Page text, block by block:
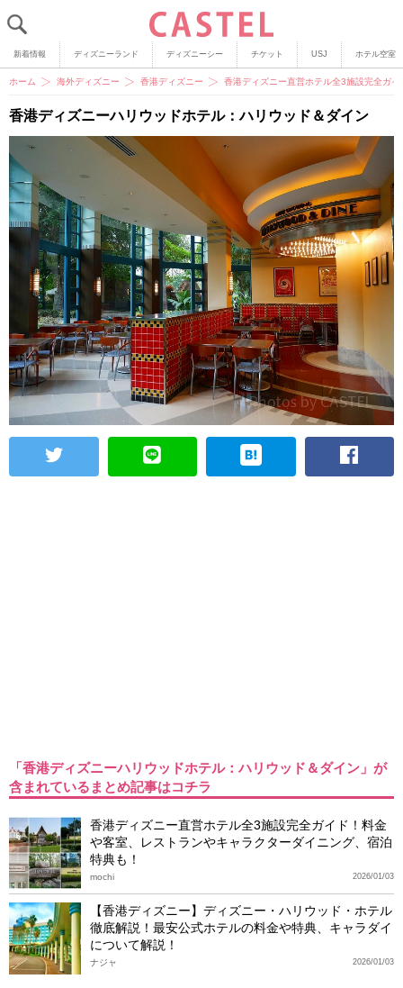
新着情報 ディズニーランド ディズニーシー チケット USJ ホテル空室
ホーム 海外ディズニー 香港ディズニー 香港ディズニー直営ホテル全3施設完全ガ
香港ディズニーハリウッドホテル：ハリウッド＆ダイン
「香港ディズニーハリウッドホテル：ハリウッド＆ダイン」が
含まれているまとめ記事はコチラ
香港ディズニー直営ホテル全3施設完全ガイド！料金
や客室、レストランやキャラクターダイニング、宿泊
特典も！
2026/01/03
mochi
【香港ディズニー】ディズニー・ハリウッド・ホテル
徹底解説！最安公式ホテルの料金や特典、キャラダイ
について解説！
2026/01/03
ナジャ